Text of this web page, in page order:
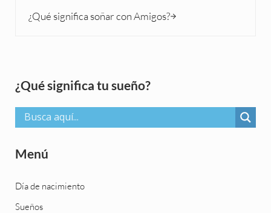
¿Qué significa soñar con Amigos?
Sidebar
¿Qué significa tu sueño?
Menú
Día de nacimiento
Sueños